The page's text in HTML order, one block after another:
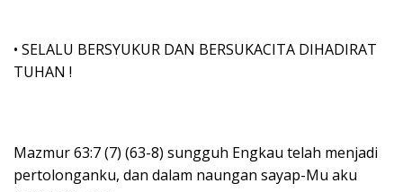
• SELALU BERSYUKUR DAN BERSUKACITA DIHADIRAT
TUHAN !
Mazmur 63:7 (7) (63-8) sungguh Engkau telah menjadi
pertolonganku, dan dalam naungan sayap-Mu aku